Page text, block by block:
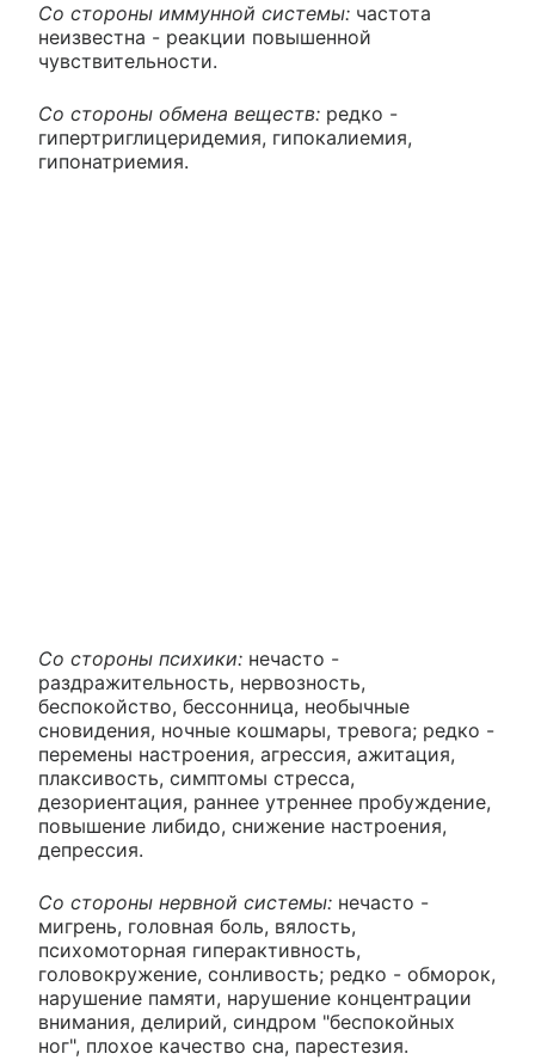
Со стороны иммунной системы: частота
неизвестна - реакции повышенной
чувствительности.
Со стороны обмена веществ: редко -
гипертриглицеридемия, гипокалиемия,
гипонатриемия.
Со стороны психики: нечасто -
раздражительность, нервозность,
беспокойство, бессонница, необычные
сновидения, ночные кошмары, тревога; редко -
перемены настроения, агрессия, ажитация,
плаксивость, симптомы стресса,
дезориентация, раннее утреннее пробуждение,
повышение либидо, снижение настроения,
депрессия.
Со стороны нервной системы: нечасто -
мигрень, головная боль, вялость,
психомоторная гиперактивность,
головокружение, сонливость; редко - обморок,
нарушение памяти, нарушение концентрации
внимания, делирий, синдром "беспокойных
ног", плохое качество сна, парестезия.